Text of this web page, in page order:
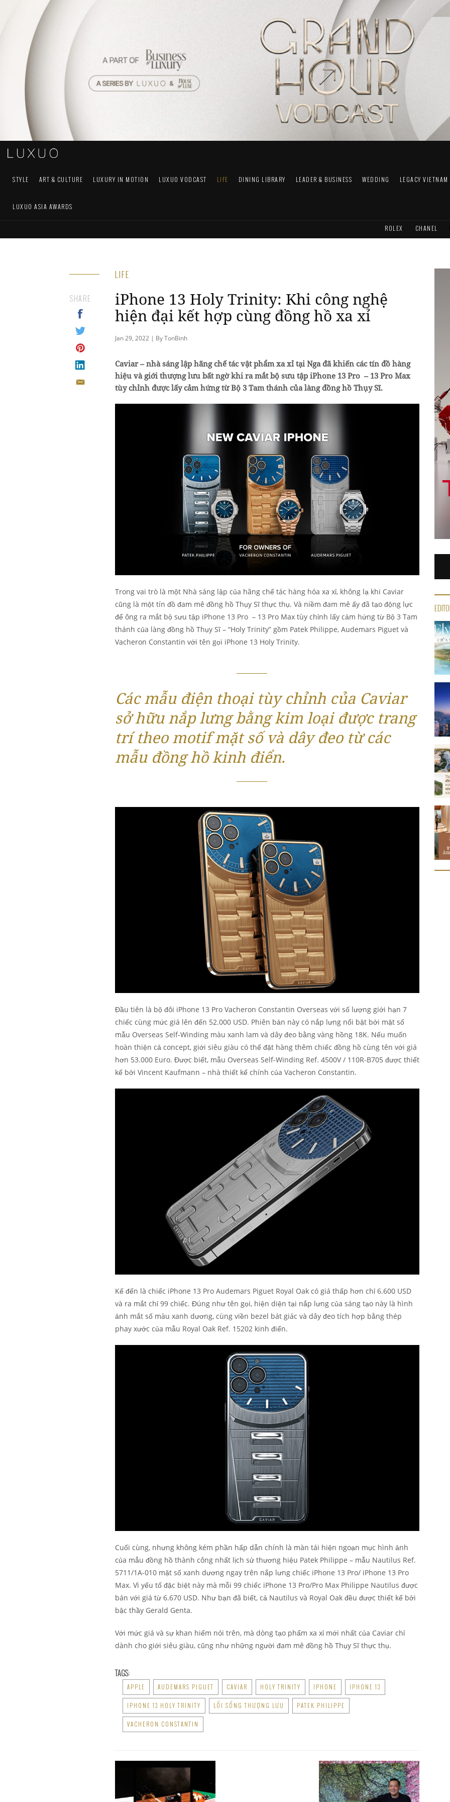
STYLE ART & CULTURE LUXURY IN MOTION LUXUO VODCAST LIFE DINING LIBRARY LEADER & BUSINESS WEDDING LEGACY VIETNAM
LUXUO ASIA AWARDS
ROLEX CHANEL
LIFE
iPhone 13 Holy Trinity: Khi công nghệ
hiện đại kết hợp cùng đồng hồ xa xỉ
Jan 29, 2022 | By TonBinh
SHARE
Caviar – nhà sáng lập hãng chế tác vật phẩm xa xỉ tại Nga đã khiến các tín đồ hàng
hiệu và giới thượng lưu bất ngờ khi ra mắt bộ sưu tập iPhone 13 Pro – 13 Pro Max
tùy chỉnh được lấy cảm hứng từ Bộ 3 Tam thánh của làng đồng hồ Thụy Sĩ.
Trong vai trò là một Nhà sáng lập của hãng chế tác hàng hóa xa xỉ, không lạ khi Caviar
cũng là một tín đồ đam mê đồng hồ Thụy Sĩ thực thụ. Và niềm đam mê ấy đã tạo động lực
để ông ra mắt bộ sưu tập iPhone 13 Pro – 13 Pro Max tùy chỉnh lấy cảm hứng từ Bộ 3 Tam
thánh của làng đồng hồ Thụy Sĩ – “Holy Trinity” gồm Patek Philippe, Audemars Piguet và
Vacheron Constantin với tên gọi iPhone 13 Holy Trinity.
Các mẫu điện thoại tùy chỉnh của Caviar
sở hữu nắp lưng bằng kim loại được trang
trí theo motif mặt số và dây đeo từ các
mẫu đồng hồ kinh điển.
Đầu tiên là bộ đôi iPhone 13 Pro Vacheron Constantin Overseas với số lượng giới hạn 7
chiếc cùng mức giá lên đến 52.000 USD. Phiên bản này có nắp lưng nổi bật bởi mặt số
mẫu Overseas Self-Winding màu xanh lam và dây đeo bằng vàng hồng 18K. Nếu muốn
hoàn thiện cả concept, giới siêu giàu có thể đặt hàng thêm chiếc đồng hồ cùng tên với giá
hơn 53.000 Euro. Được biết, mẫu Overseas Self-Winding Ref. 4500V / 110R-B705 được thiết
kế bởi Vincent Kaufmann – nhà thiết kế chính của Vacheron Constantin.
Kế đến là chiếc iPhone 13 Pro Audemars Piguet Royal Oak có giá thấp hơn chỉ 6.600 USD
và ra mắt chỉ 99 chiếc. Đúng như tên gọi, hiện diện tại nắp lưng của sáng tạo này là hình
ảnh mắt số màu xanh dương, cùng viền bezel bát giác và dây đeo tích hợp bằng thép
phay xước của mẫu Royal Oak Ref. 15202 kinh điển.
Cuối cùng, nhưng không kém phần hấp dẫn chính là màn tái hiện ngoạn mục hình ảnh
của mẫu đồng hồ thành công nhất lịch sử thương hiệu Patek Philippe – mẫu Nautilus Ref.
5711/1A-010 mặt số xanh dương ngay trên nắp lưng chiếc iPhone 13 Pro/ iPhone 13 Pro
Max. Vì yếu tố đặc biệt này mà mỗi 99 chiếc iPhone 13 Pro/Pro Max Philippe Nautilus được
bán với giá từ 6.670 USD. Như bạn đã biết, cả Nautilus và Royal Oak đều được thiết kế bởi
bậc thầy Gerald Genta.
Với mức giá và sự khan hiếm nói trên, mà dòng tạo phẩm xa xỉ mới nhất của Caviar chỉ
dành cho giới siêu giàu, cũng như những người đam mê đồng hồ Thụy Sĩ thực thụ.
TAGS:
APPLE AUDEMARS PIGUET CAVIAR HOLY TRINITY IPHONE IPHONE 13
IPHONE 13 HOLY TRINITY LỐI SỐNG THƯỢNG LƯU PATEK PHILIPPE
VACHERON CONSTANTIN